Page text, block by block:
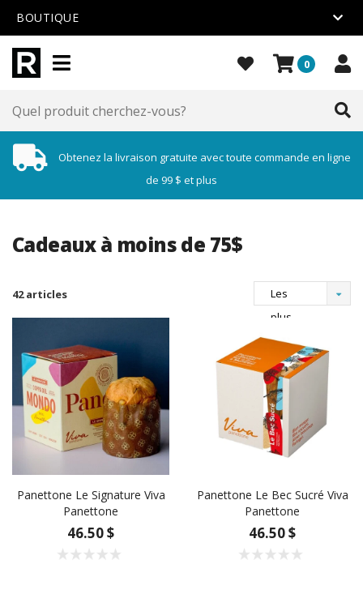
BOUTIQUE
0
Obtenez la livraison gratuite avec toute commande en ligne
de 99 $ et plus
Cadeaux à moins de 75$
42 articles
Les
plus
vus
Panettone Le Signature Viva
Panettone
46.50 $
Panettone Le Bec Sucré Viva
Panettone
46.50 $